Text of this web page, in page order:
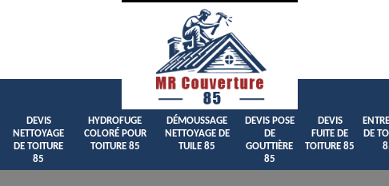
DEVIS
NETTOYAGE
DE TOITURE
85
HYDROFUGE
COLORÉ POUR
TOITURE 85
DÉMOUSSAGE
NETTOYAGE DE
TUILE 85
DEVIS POSE
DE
GOUTTIÈRE
85
DEVIS
FUITE DE
TOITURE 85
DE